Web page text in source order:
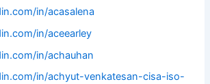
in/acasalena
in/aceearley
in/achauhan
in/achyut-venkatesan-cisa-iso-